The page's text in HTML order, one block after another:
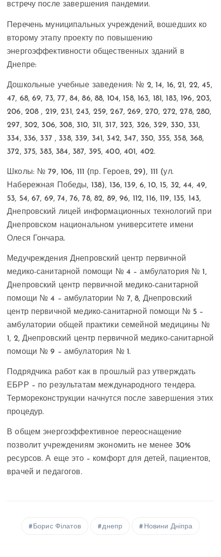
встречу после завершения пандемии.
Перечень муниципальных учреждений, вошедших ко
второму этапу проекту по повышению
энергоэффективности общественных зданий в
Днепре:
Дошкольные учебные заведения: № 2, 14, 16, 21, 22, 45,
47, 68, 69, 73, 77, 84, 86, 88, 104, 158, 163, 181, 183, 196, 203,
206, 208 , 219, 231, 243, 259, 267, 269, 270, 272, 278, 280,
297, 302, 306, 308, 310, 311, 317, 323, 326, 329, 330, 331,
334, 336, 337 , 338, 339, 341, 342, 347, 350, 355, 358, 368,
372, 375, 383, 384, 387, 395, 400, 401, 402.
Школы: № 79, 106, 111 (пр. Героев, 29), 111 (ул.
Набережная Победы, 138), 136, 139, 6, 10, 15, 32, 44, 49,
53, 54, 67, 69, 74, 76, 78, 82, 89, 96, 112, 116, 119, 135, 143,
Днепровский лицей информационных технологий при
Днепровском национальном университете имени
Олеся Гончара.
Медучреждения Днепровский центр первичной
медико-санитарной помощи № 4 – амбулатория № 1,
Днепровский центр первичной медико-санитарной
помощи № 4 – амбулатории № 7, 8, Днепровский
центр первичной медико-санитарной помощи № 5 –
амбулатории общей практики семейной медицины №
1, 2, Днепровский центр первичной медико-санитарной
помощи № 9 – амбулатория № 1.
Подрядчика работ как в прошлый раз утверждать
ЕБРР – по результатам международного тендера.
Термореконструкции начнутся после завершения этих
процедур.
В общем энергоэффективное переоснащение
позволит учреждениям экономить не менее 30%
ресурсов. А еще это – комфорт для детей, пациентов,
врачей и педагогов.
Борис Філатов днепр Новини Дніпра